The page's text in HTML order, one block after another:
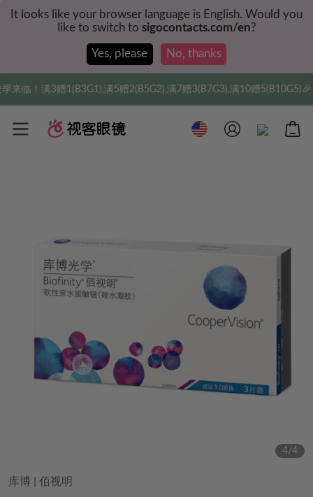
It looks like your browser language is English. Would you
like to switch to sigocontacts.com/en?
Yes, please No, thanks
临！满3赠1(B3G1),满5赠2(B5G2),满7赠3(B7G3),满10赠5(B10G5)🎉
4/4
库博 佰视明